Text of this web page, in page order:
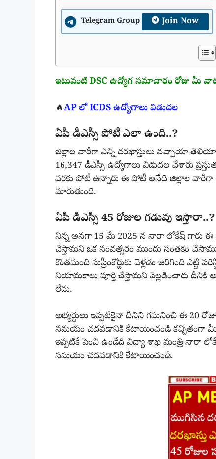
Telegram Group Join Now
ఇటువంటి DSC ఉద్యోగ సమాచారం రోజు మీ
🔥AP లో ICDS ఉద్యోగాలు విడుదల
ఏపీ డీఎస్సీ పోటీ ఎలా ఉంది..?
జిల్లాల వారీగా ఎన్ని దరఖాస్తులు వచ్చాయా
16,347 డీఎస్సీ ఉద్యోగాలు విడుదల చేశారు
వరకు పోటీ ఉన్నారు ఈ పోటీ అనేది జిల్లాల వారీగా
మారుతుంది.
ఏపీ డీఎస్సీ 45 రోజుల గడువు ఇస్తారా..?
నిన్న అనగా 15 మే 2025 న నారా లోకేష్ గారు
చేస్తామని ఒక సంవత్సరం ముందు సంతకం
కొంతమంది సుప్రీంకోర్టుకు వెళ్లడం జరిగింది
నియామకాలు పూర్తి చేస్తామని వెల్లడించారు దీనికి
లేదు.
అభ్యర్థులు ఇప్పటికైనా దీనిని గమనించి ఈ 20
సమయం చదవడానికి కేటాయించండి కచ్చితంగా
ఇప్పటికే పెంచి ఉండేది విద్యా శాఖ మంత్రి నారా
సమయం చదవడానికి కేటాయించండి.